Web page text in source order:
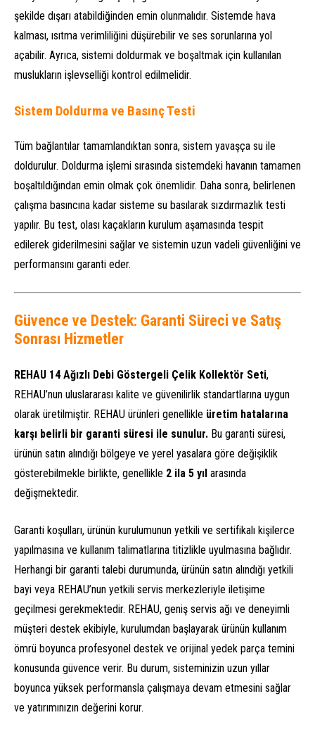
şekilde dışarı atabildiğinden emin olunmalıdır. Sistemde hava
kalması, ısıtma verimliliğini düşürebilir ve ses sorunlarına yol
açabilir. Ayrıca, sistemi doldurmak ve boşaltmak için kullanılan
muslukların işlevselliği kontrol edilmelidir.
Sistem Doldurma ve Basınç Testi
Tüm bağlantılar tamamlandıktan sonra, sistem yavaşça su ile
doldurulur. Doldurma işlemi sırasında sistemdeki havanın tamamen
boşaltıldığından emin olmak çok önemlidir. Daha sonra, belirlenen
çalışma basıncına kadar sisteme su basılarak sızdırmazlık testi
yapılır. Bu test, olası kaçakların kurulum aşamasında tespit
edilerek giderilmesini sağlar ve sistemin uzun vadeli güvenliğini ve
performansını garanti eder.
Güvence ve Destek: Garanti Süreci ve Satış
Sonrası Hizmetler
REHAU 14 Ağızlı Debi Göstergeli Çelik Kollektör Seti,
REHAU’nun uluslararası kalite ve güvenilirlik standartlarına uygun
olarak üretilmiştir. REHAU ürünleri genellikle üretim hatalarına
karşı belirli bir garanti süresi ile sunulur. Bu garanti süresi,
ürünün satın alındığı bölgeye ve yerel yasalara göre değişiklik
gösterebilmekle birlikte, genellikle 2 ila 5 yıl arasında
değişmektedir.
Garanti koşulları, ürünün kurulumunun yetkili ve sertifikalı kişilerce
yapılmasına ve kullanım talimatlarına titizlikle uyulmasına bağlıdır.
Herhangi bir garanti talebi durumunda, ürünün satın alındığı yetkili
bayi veya REHAU’nun yetkili servis merkezleriyle iletişime
geçilmesi gerekmektedir. REHAU, geniş servis ağı ve deneyimli
müşteri destek ekibiyle, kurulumdan başlayarak ürünün kullanım
ömrü boyunca profesyonel destek ve orijinal yedek parça temini
konusunda güvence verir. Bu durum, sisteminizin uzun yıllar
boyunca yüksek performansla çalışmaya devam etmesini sağlar
ve yatırımınızın değerini korur.